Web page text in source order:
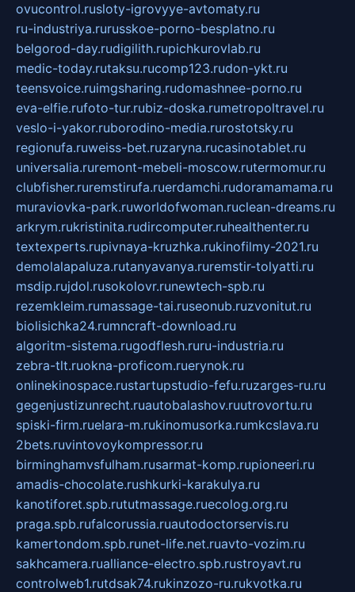
ovucontrol.rusloty-igrovyye-avtomaty.ru
ru-industriya.rurusskoe-porno-besplatno.ru
belgorod-day.rudigilith.rupichkurovlab.ru
medic-today.rutaksu.rucomp123.rudon-ykt.ru
teensvoice.ruimgsharing.rudomashnee-porno.ru
eva-elfie.rufoto-tur.rubiz-doska.rumetropoltravel.ru
veslo-i-yakor.ruborodino-media.rurostotsky.ru
regionufa.ruweiss-bet.ruzaryna.rucasinotablet.ru
universalia.ruremont-mebeli-moscow.rutermomur.ru
clubfisher.ruremstirufa.ruerdamchi.rudoramamama.ru
muraviovka-park.ruworldofwoman.ruclean-dreams.ru
arkrym.rukristinita.rudircomputer.ruhealthenter.ru
textexperts.rupivnaya-kruzhka.rukinofilmy-2021.ru
demolalapaluza.rutanyavanya.ruremstir-tolyatti.ru
msdip.rujdol.rusokolovr.runewtech-spb.ru
rezemkleim.rumassage-tai.ruseonub.ruzvonitut.ru
biolisichka24.rumncraft-download.ru
algoritm-sistema.rugodflesh.ruru-industria.ru
zebra-tlt.ruokna-proficom.ruerynok.ru
onlinekinospace.rustartupstudio-fefu.ruzarges-ru.ru
gegenjustizunrecht.ruautobalashov.ruutrovortu.ru
spiski-firm.ruelara-m.rukinomusorka.rumkcslava.ru
2bets.ruvintovoykompressor.ru
birminghamvsfulham.rusarmat-komp.rupioneeri.ru
amadis-chocolate.rushkurki-karakulya.ru
kanotiforet.spb.rututmassage.ruecolog.org.ru
praga.spb.rufalcorussia.ruautodoctorservis.ru
kamertondom.spb.runet-life.net.ruavto-vozim.ru
sakhcamera.rualliance-electro.spb.rustroyavt.ru
controlweb1.rutdsak74.rukinzozo-ru.rukvotka.ru